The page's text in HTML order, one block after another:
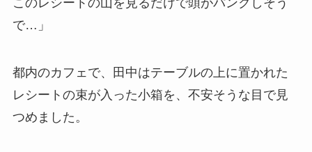
このレシートの山を見るだけで頭がパンクしそう
で…」
都内のカフェで、田中はテーブルの上に置かれた
レシートの束が入った小箱を、不安そうな目で見
つめました。